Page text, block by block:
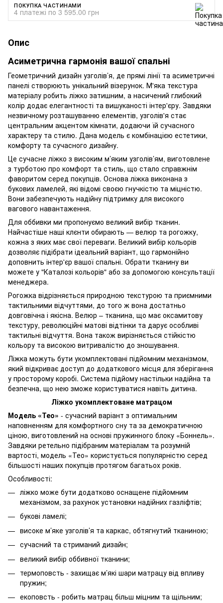
ПОКУПКА ЧАСТИНАМИ
4 платежі по 3 595.00 грн
Опис
Асиметрична гармонія вашої спальні
Геометричний дизайн узголів’я, де прямі лінії та асиметричні
панелі створюють унікальний візерунок. М'яка текстура
матеріалу робить ліжко затишним, а насичений глибокий
колір додає елегантності та вишуканості інтер'єру. Завдяки
незвичному розташуванню елементів, узголів'я стає
центральним акцентом кімнати, додаючи їй сучасного
характеру та стилю. Дана модель є комбінацією естетики,
комфорту та сучасного дизайну.
Це сучасне ліжко з високим м’яким узголів’ям, виготовлене
з турботою про комфорт та стиль, що стало справжнім
фаворитом серед покупців. Основа ліжка виконана з
букових ламелей, які відомі своєю гнучкістю та міцністю.
Вони забезпечують надійну підтримку для високого
вагового навантаження.
Для оббивки ми пропонуємо великий вибір тканин.
Найчастіше наші клєнти обирають — велюр та рогожку,
кожна з яких має свої переваги. Великий вибір кольорів
дозволяє підібрати ідеальний варіант, що гармонійно
доповнить інтер'єр вашої спальні. Обрати тканину ви
можете у "Каталозі кольорів" або за допомогою консультації
менеджера.
Рогожка відрізняється природною текстурою та приємними
тактильними відчуттями, до того ж вона достатньо
довговічна і якісна. Велюр – тканина, що має оксамитову
текстуру, революційні матові відтінки та дарує особливі
тактильні відчуття. Вона також вирізняється стійкістю
кольору та високою витривалістю до зношування.
Ліжка можуть бути укомплектовані підйомним механізмом,
який відкриває доступ до додаткового місця для зберігання
у просторому коробі. Система підйому настільки надійна та
безпечна, що нею зможе користуватися навіть дитина.
Ліжко укомплектоване матрацом
Модель «Тео» - сучасний варіант з оптимальним
наповненням для комфортного сну та за демократичною
ціною, виготовлений на основі пружинного блоку «Боннель».
Завдяки ретельно підібраним матеріалам та розумній
вартості, модель «Тео» користується популярністю серед
більшості наших покупців протягом багатьох років.
Особливості:
ліжко може бути додатково оснащене підйомним
механізмом, за рахунок установки надійних газліфтів;
букові ламелі;
високе м’яке узголів’я та каркас, обтягнутий тканиною;
сучасний та стриманий дизайн;
великий вибір оббивної тканини;
термоповсть - захищає м’які шари матрацу від впливу
пружин;
екоповсть - робить матрац більш міцним та щільним;